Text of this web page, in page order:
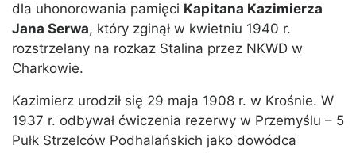
dla uhonorowania pamięci Kapitana Kazimierza
Jana Serwa, który zginął w kwietniu 1940 r.
rozstrzelany na rozkaz Stalina przez NKWD w
Charkowie.
Kazimierz urodził się 29 maja 1908 r. w Krośnie. W
1937 r. odbywał ćwiczenia rezerwy w Przemyślu – 5
Pułk Strzelców Podhalańskich jako dowódca